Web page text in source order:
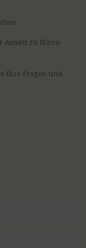
Ansatz zu Ihnen
Ihre Fragen und